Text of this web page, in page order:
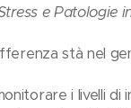
e Patologie
stà nel
i livelli di